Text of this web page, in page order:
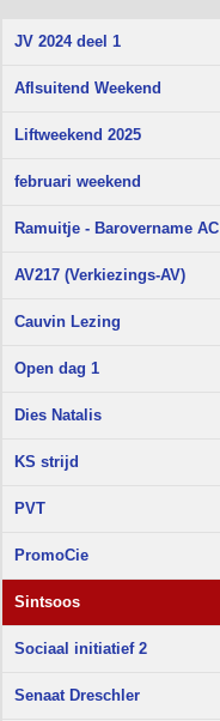
JV 2024 deel 1
Aflsuitend Weekend
Liftweekend 2025
februari weekend
Ramuitje - Barovername AC
AV217 (Verkiezings-AV)
Cauvin Lezing
Open dag 1
Dies Natalis
KS strijd
PVT
PromoCie
Sintsoos
Sociaal initiatief 2
Senaat Dreschler